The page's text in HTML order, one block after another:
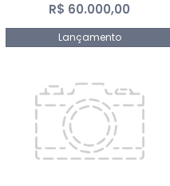
R$ 60.000,00
Lançamento